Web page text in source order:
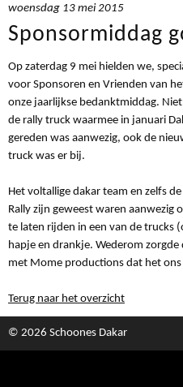
woensdag 13 mei 2015
Sponsormiddag
Op zaterdag 9 mei hielden we,
voor Sponsoren en Vrienden van
onze jaarlijkse bedanktmiddag. Niet
de rally truck waarmee in januari
gereden was aanwezig, ook de
truck was er bij.
Het voltallige dakar team en zelfs
Rally zijn geweest waren aanwezig
te laten rijden in een van de trucks
hapje en drankje. Wederom
met Mome productions dat het
Terug naar het overzicht
© 2026 Schoones Dakar